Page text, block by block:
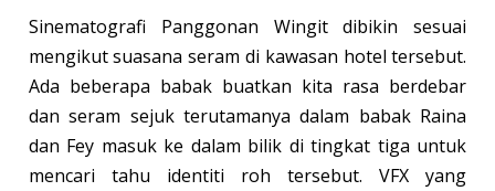
Sinematografi Panggonan Wingit dibikin sesuai
mengikut suasana seram di kawasan hotel tersebut.
Ada beberapa babak buatkan kita rasa berdebar
dan seram sejuk terutamanya dalam babak Raina
dan Fey masuk ke dalam bilik di tingkat tiga untuk
mencari tahu identiti roh tersebut. VFX yang